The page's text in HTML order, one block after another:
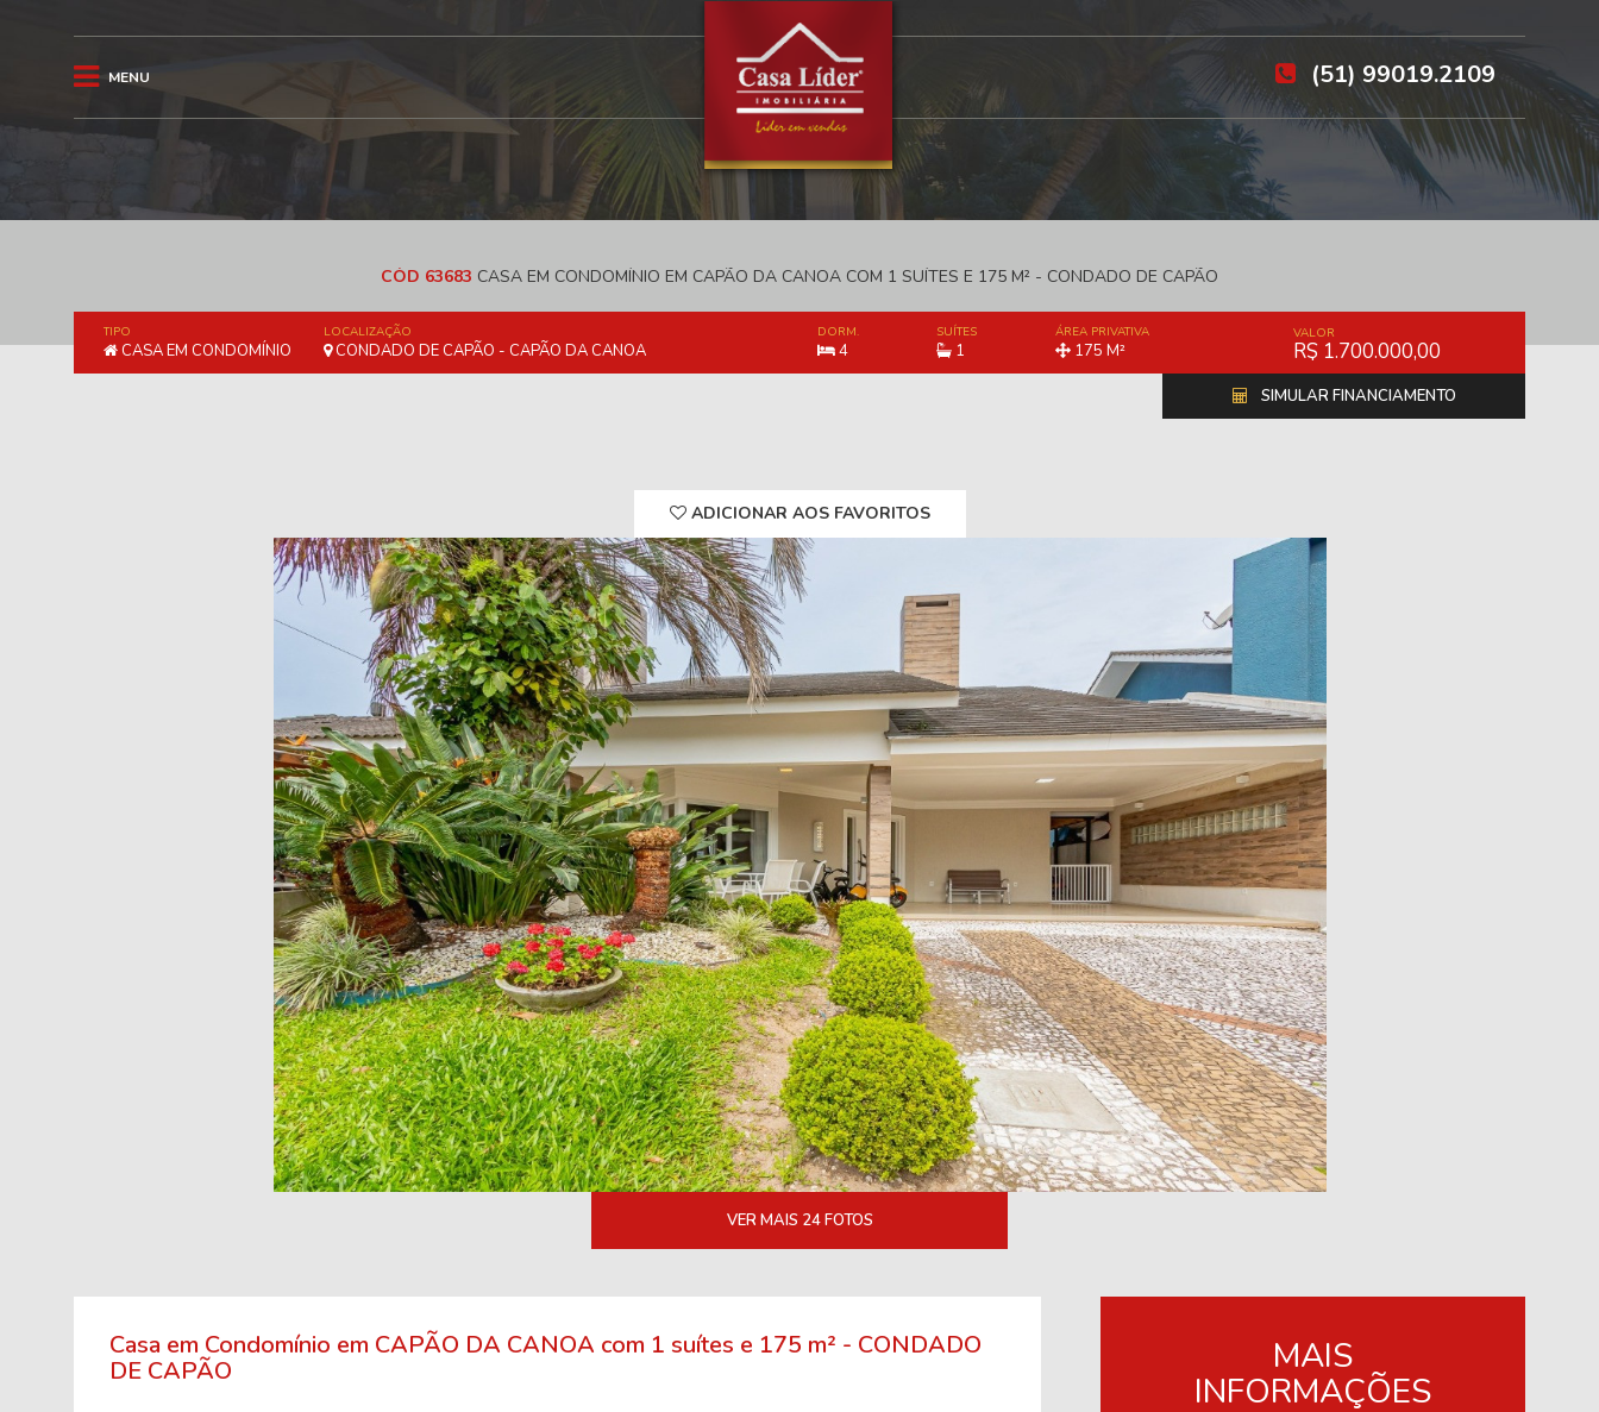
MENU (51) 99019.2109
CÓD 63683 CASA EM CONDOMÍNIO EM CAPÃO DA CANOA COM 1 SUÍTES E 175 M² - CONDADO DE CAPÃO
TIPO
CASA EM CONDOMÍNIO
LOCALIZAÇÃO
CONDADO DE CAPÃO - CAPÃO DA CANOA
DORM.
4
SUÍTES
1
ÁREA PRIVATIVA
175 M²
VALOR
R$ 1.700.000,00
SIMULAR FINANCIAMENTO
ADICIONAR AOS FAVORITOS
VER MAIS 24 FOTOS
Casa em Condomínio em CAPÃO DA CANOA com 1 suítes e 175 m² - CONDADO
DE CAPÃO
MAIS
INFORMAÇÕES